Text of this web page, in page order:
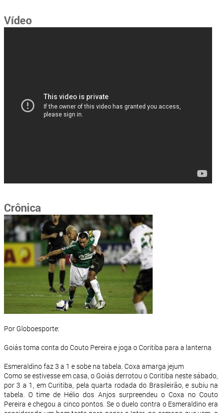
Vídeo
Crônica
Por Globoesporte:
Goiás toma conta do Couto Pereira e joga o Coritiba para a lanterna
Esmeraldino faz 3 a 1 e sobe na tabela. Coxa amarga jejum
Como se estivesse em casa, o Goiás derrotou o Coritiba neste sábado,
por 3 a 1, em Curitiba, pela quarta rodada do Brasileirão, e subiu na
tabela. O time de Hélio dos Anjos surpreendeu o Coxa no Couto
Pereira e chegou a cinco pontos. Se o duelo contra o Esmeraldino era